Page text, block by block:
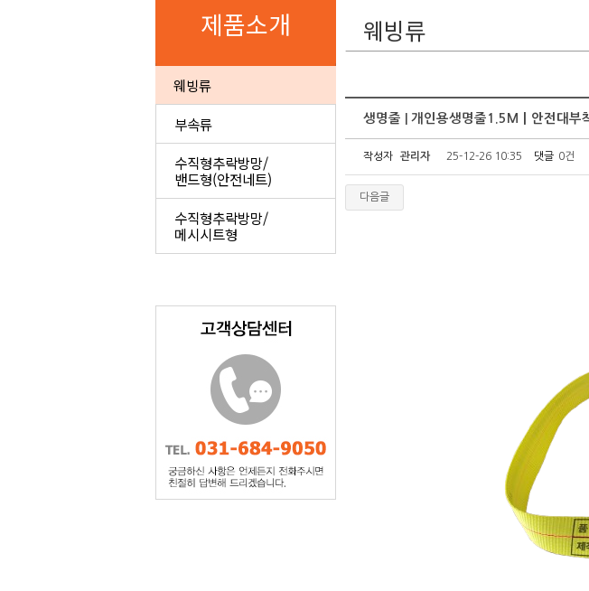
제품소개
웨빙류
부속류
수직형추락방망/
밴드형(안전네트)
수직형추락방망/
메시시트형
웨빙류
생명줄 | 개인용생명줄1.5Mㅣ안전대부
작성자 관리자 25-12-26 10:35 댓글 0건
다음글